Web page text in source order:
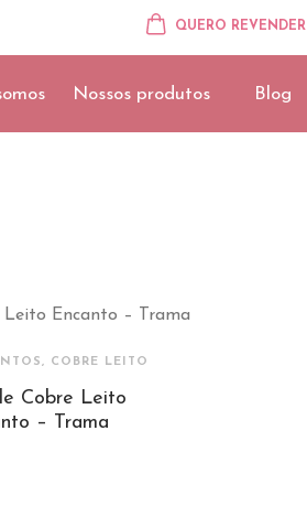
QUERO REVENDER
Nossos produtos Blog
COBRE LEITO
Cobre Leito
– Trama